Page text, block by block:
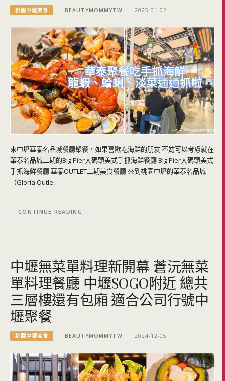
桃園中壢美食 BEAUTYMOMMYTW 2025-01-02
來中壢華泰名品城餐廳聚餐，如果喜歡吃海鮮的朋友 不妨可以考慮就在
華泰名品城二期的Big Pier大碼頭美式手抓海鮮餐廳 Big Pier大碼頭美式
手抓海鮮餐廳 華泰OUTLET二期美食餐廳 來到桃園中壢的華泰名品城
（Gloria Outle…
CONTINUE READING
中壢無菜單料理新開幕 蒼沅無菜
單料理餐廳 中壢SOGO附近 總共
三層樓還有包廂 適合公司行號中
壢聚餐
桃園中壢美食 BEAUTYMOMMYTW 2024-12-05